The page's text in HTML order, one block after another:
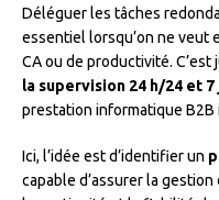
Déléguer les tâches
essentiel lorsqu’on ne veut
CA ou de productivité. C’est
la supervision 24 h/24 et 7
prestation informatique
Ici, l’idée est d’identifier un
capable d’assurer la